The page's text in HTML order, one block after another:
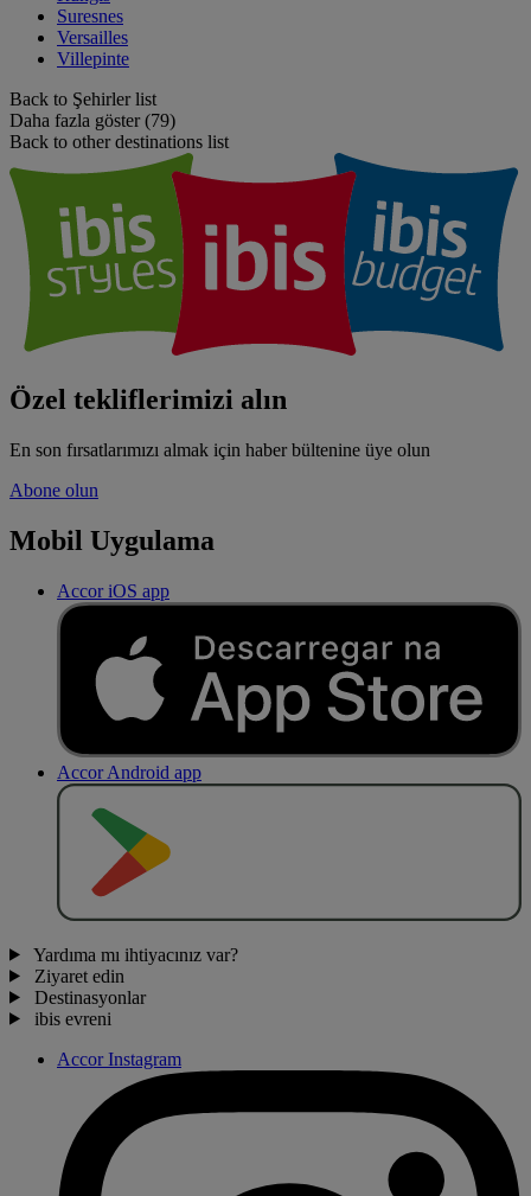
Suresnes
Versailles
Villepinte
Back to Şehirler list
Daha fazla göster (79)
Back to other destinations list
Özel tekliflerimizi alın
En son fırsatlarımızı almak için haber bültenine üye olun
Abone olun
Mobil Uygulama
Accor iOS app
Accor Android app
Yardıma mı ihtiyacınız var?
Ziyaret edin
Destinasyonlar
ibis evreni
Accor Instagram